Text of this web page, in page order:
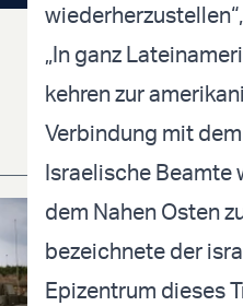
„In ganz
kehren zur
Verbindung mit
Israelische Beamte
dem Nahen Osten
bezeichnete der
Epizentrum dieses